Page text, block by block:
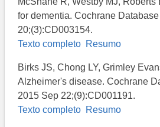
for dementia. Cochrane
20;(3):CD003154.
Texto completo Resumo
Birks JS, Chong LY, Grimley
Alzheimer's disease. Cochrane
2015 Sep 22;(9):CD001191.
Texto completo Resumo